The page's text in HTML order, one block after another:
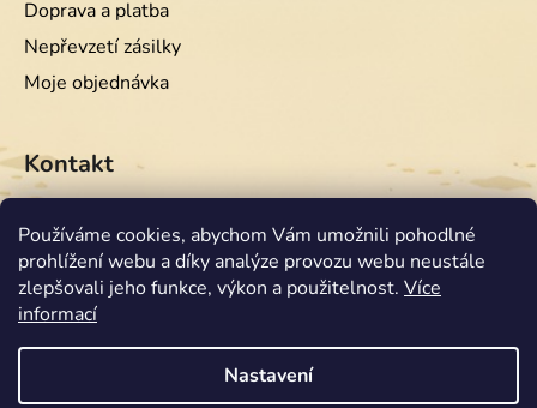
Používáme cookies, abychom Vám umožnili pohodlné
prohlížení webu a díky analýze provozu webu neustále
zlepšovali jeho funkce, výkon a použitelnost. Více
informací
Nastavení
Doprava a platba
Nepřevzetí zásilky
Moje objednávka
Kontakt
info @equiwest.cz
+420724001554